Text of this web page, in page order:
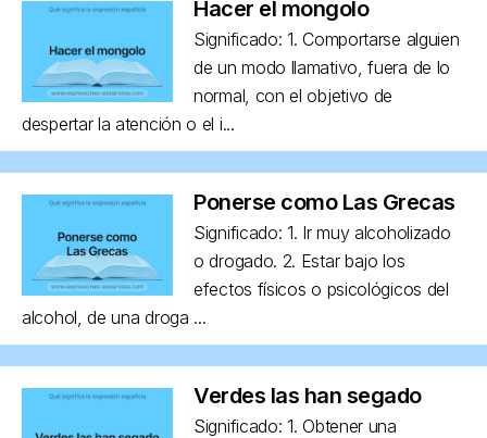
Hacer el mongolo
Significado: 1. Comportarse alguien
de un modo llamativo, fuera de lo
normal, con el objetivo de
despertar la atención o el i...
Ponerse como Las Grecas
Significado: 1. Ir muy alcoholizado
o drogado. 2. Estar bajo los
efectos físicos o psicológicos del
alcohol, de una droga ...
Verdes las han segado
Significado: 1. Obtener una